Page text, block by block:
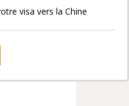
visa vers la Chine